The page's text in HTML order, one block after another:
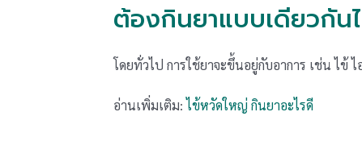
ต้องกินยาแบบเดียวกัน
โดยทั่วไป การใช้ยาจะขึ้นอยู่กับอาการ เช่น ไข้
อ่านเพิ่มเติม:ไข้หวัดใหญ่ กินยาอะไรดี